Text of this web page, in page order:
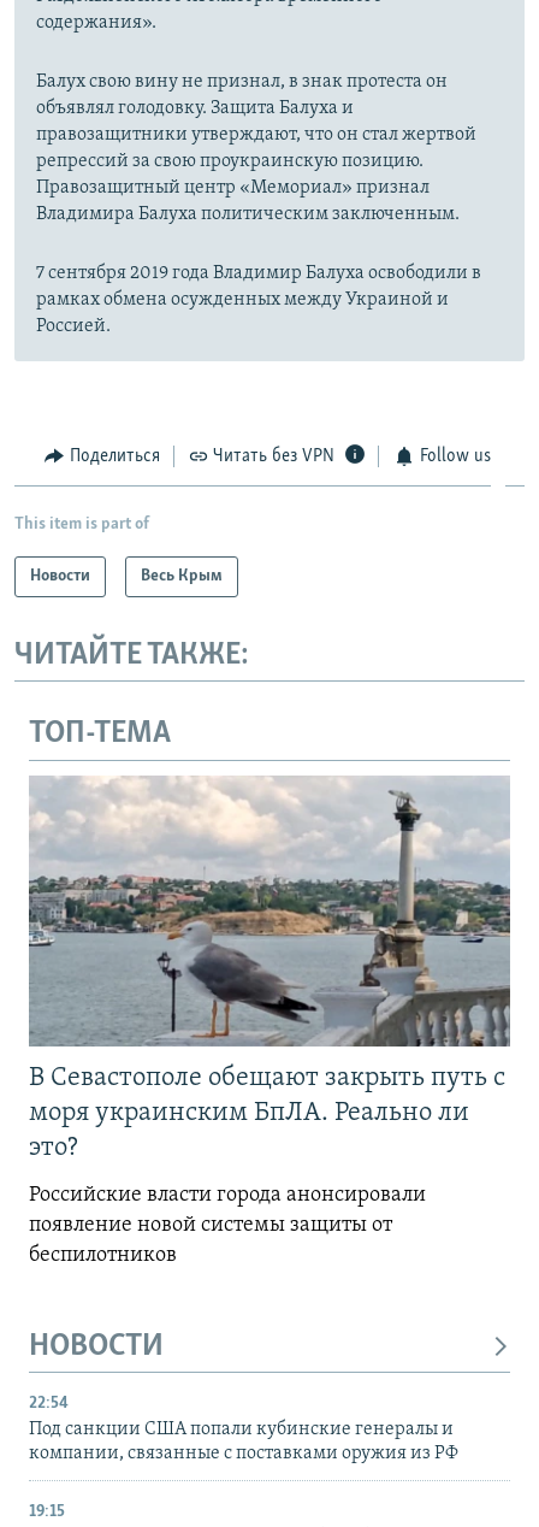
содержания».
Балух свою вину не признал, в знак протеста он
объявлял голодовку. Защита Балуха и
правозащитники утверждают, что он стал жертвой
репрессий за свою проукраинскую позицию.
Правозащитный центр «Мемориал» признал
Владимира Балуха политическим заключенным.
7 сентября 2019 года Владимир Балуха освободили в
рамках обмена осужденных между Украиной и
Россией.
Поделиться Читать без VPN Follow us
This item is part of
Новости Весь Крым
ЧИТАЙТЕ ТАКЖЕ:
ТОП-ТЕМА
В Севастополе обещают закрыть путь с
моря украинским БпЛА. Реально ли
это?
Российские власти города анонсировали
появление новой системы защиты от
беспилотников
НОВОСТИ
22:54
Под санкции США попали кубинские генералы и
компании, связанные с поставками оружия из РФ
19:15